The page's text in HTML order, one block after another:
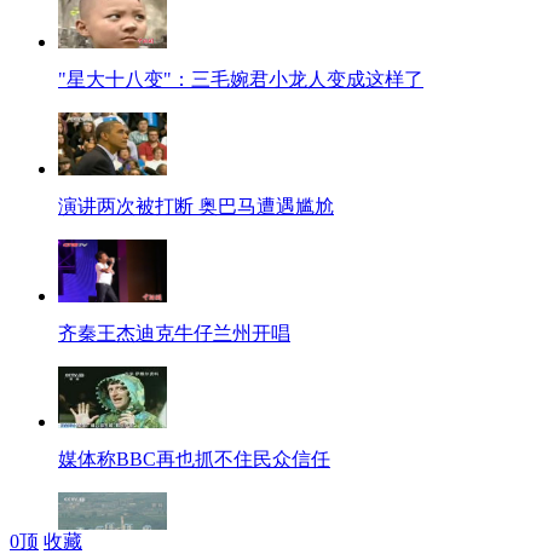
"星大十八变"：三毛婉君小龙人变成这样了
演讲两次被打断 奥巴马遭遇尴尬
齐秦王杰迪克牛仔兰州开唱
媒体称BBC再也抓不住民众信任
0顶 收藏